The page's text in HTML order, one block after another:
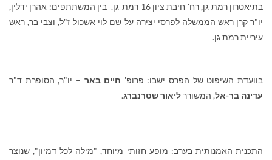
בתיאטרון רמת גן, רח' חיבת ציון 16 רמת-גן. בין המשתתפים: אהרן ידלין,
יו"ר קרן ראש הממשלה לפרסי יצירה על שם לוי אשכול ז"ל, וצבי בר, ראש
עיריית רמת גן.
בוועדת השיפוט של הפרס ישבו: פרופ' חיים באר – יו"ר, הסופרת ד"ר
עדינה בר-אל, המשוררליאור שטרנברג.
התכנית האמנותית בערב: מופע חזותי מיוחד, "מילה לכל דמיון", שנוצר